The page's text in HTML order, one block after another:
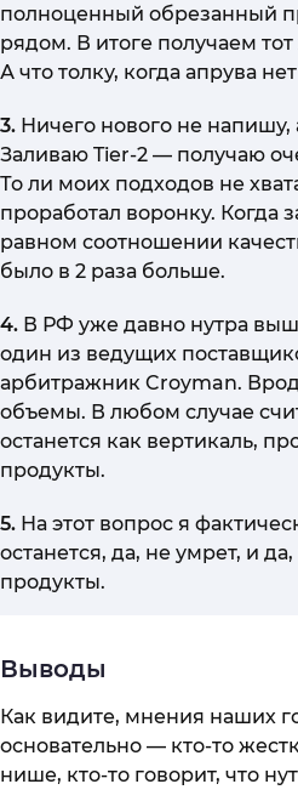
полноценный обрезанный
рядом. В итоге получаем
А что толку, когда апрува
3. Ничего нового не напишу,
Заливаю Tier-2 — получаю
То ли моих подходов не
проработал воронку. Когда
равном соотношении
было в 2 раза больше.
4. В РФ уже давно нутра
один из ведущих
арбитражник Croyman.
объемы. В любом случае
останется как вертикаль,
продукты.
5. На этот вопрос я
останется, да, не умрет, и
продукты.
Выводы
Как видите, мнения наших
основательно — кто-то
нише, кто-то говорит, что